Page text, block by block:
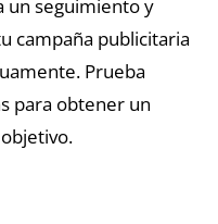
un seguimiento y
campaña publicitaria
Prueba
para obtener un